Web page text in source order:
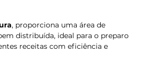
, proporciona uma área de
distribuída, ideal para o preparo
receitas com eficiência e